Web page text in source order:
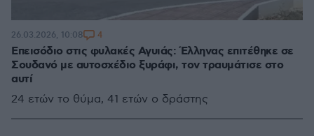
Επεισόδιο στις φυλακές Αγυιάς: Έλληνας επιτέθηκε σε
Σουδανό με αυτοσχέδιο ξυράφι, τον τραυμάτισε στο
αυτί
24 ετών το θύμα, 41 ετών ο δράστης
26.03.2026, 10:08 4